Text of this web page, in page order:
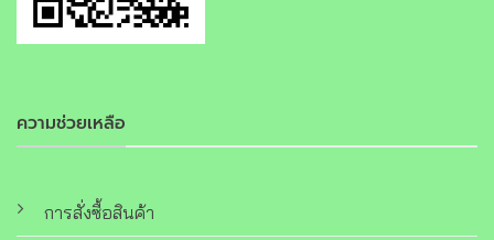
ความช่วยเหลือ
การสั่งซื้อสินค้า